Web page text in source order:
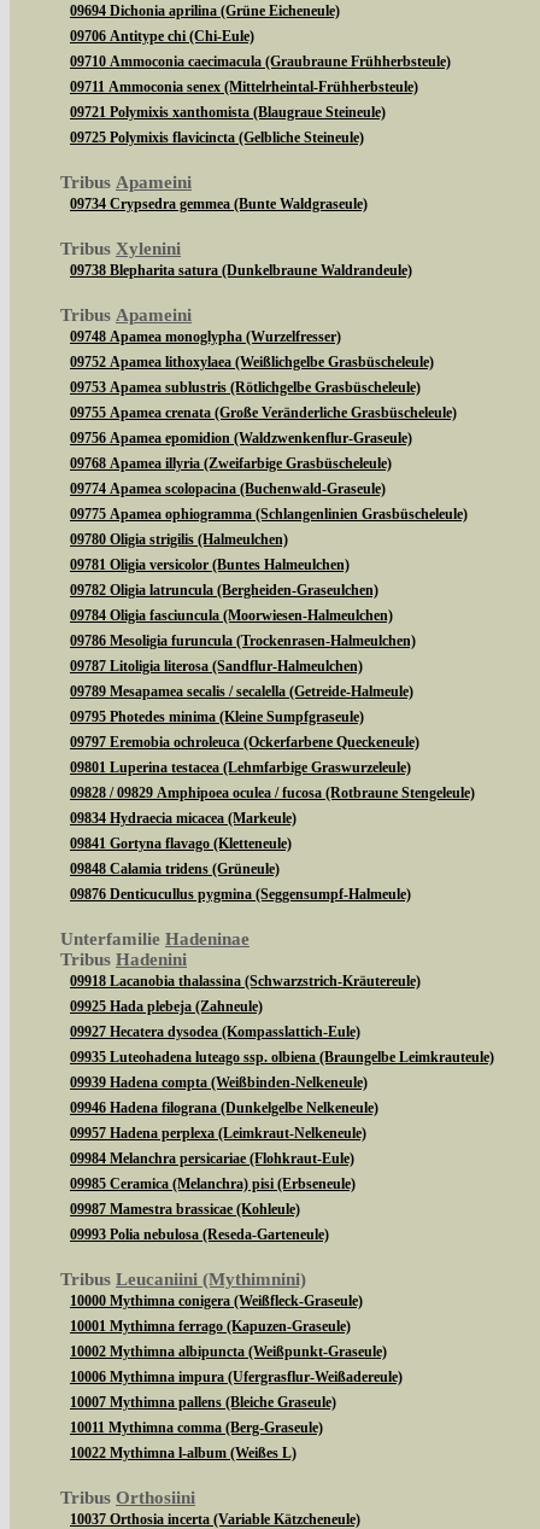
09694 Dichonia aprilina (Grüne Eicheneule)
09706 Antitype chi (Chi-Eule)
09710 Ammoconia caecimacula (Graubraune Frühherbsteule)
09711 Ammoconia senex (Mittelrheintal-Frühherbsteule)
09721 Polymixis xanthomista (Blaugraue Steineule)
09725 Polymixis flavicincta (Gelbliche Steineule)
Tribus Apameini
09734 Crypsedra gemmea (Bunte Waldgraseule)
Tribus Xylenini
09738 Blepharita satura (Dunkelbraune Waldrandeule)
Tribus Apameini
09748 Apamea monoglypha (Wurzelfresser)
09752 Apamea lithoxylaea (Weißlichgelbe Grasbüscheleule)
09753 Apamea sublustris (Rötlichgelbe Grasbüscheleule)
09755 Apamea crenata (Große Veränderliche Grasbüscheleule)
09756 Apamea epomidion (Waldzwenkenflur-Graseule)
09768 Apamea illyria (Zweifarbige Grasbüscheleule)
09774 Apamea scolopacina (Buchenwald-Graseule)
09775 Apamea ophiogramma (Schlangenlinien Grasbüscheleule)
09780 Oligia strigilis (Halmeulchen)
09781 Oligia versicolor (Buntes Halmeulchen)
09782 Oligia latruncula (Bergheiden-Graseulchen)
09784 Oligia fasciuncula (Moorwiesen-Halmeulchen)
09786 Mesoligia furuncula (Trockenrasen-Halmeulchen)
09787 Litoligia literosa (Sandflur-Halmeulchen)
09789 Mesapamea secalis / secalella (Getreide-Halmeule)
09795 Photedes minima (Kleine Sumpfgraseule)
09797 Eremobia ochroleuca (Ockerfarbene Queckeneule)
09801 Luperina testacea (Lehmfarbige Graswurzeleule)
09828 / 09829 Amphipoea oculea / fucosa (Rotbraune Stengeleule)
09834 Hydraecia micacea (Markeule)
09841 Gortyna flavago (Kletteneule)
09848 Calamia tridens (Grüneule)
09876 Denticucullus pygmina (Seggensumpf-Halmeule)
Unterfamilie Hadeninae
Tribus Hadenini
09918 Lacanobia thalassina (Schwarzstrich-Kräutereule)
09925 Hada plebeja (Zahneule)
09927 Hecatera dysodea (Kompasslattich-Eule)
09935 Luteohadena luteago ssp. olbiena (Braungelbe Leimkrauteule)
09939 Hadena compta (Weißbinden-Nelkeneule)
09946 Hadena filograna (Dunkelgelbe Nelkeneule)
09957 Hadena perplexa (Leimkraut-Nelkeneule)
09984 Melanchra persicariae (Flohkraut-Eule)
09985 Ceramica (Melanchra) pisi (Erbseneule)
09987 Mamestra brassicae (Kohleule)
09993 Polia nebulosa (Reseda-Garteneule)
Tribus Leucaniini (Mythimnini)
10000 Mythimna conigera (Weißfleck-Graseule)
10001 Mythimna ferrago (Kapuzen-Graseule)
10002 Mythimna albipuncta (Weißpunkt-Graseule)
10006 Mythimna impura (Ufergrasflur-Weißadereule)
10007 Mythimna pallens (Bleiche Graseule)
10011 Mythimna comma (Berg-Graseule)
10022 Mythimna l-album (Weißes L)
Tribus Orthosiini
10037 Orthosia incerta (Variable Kätzcheneule)